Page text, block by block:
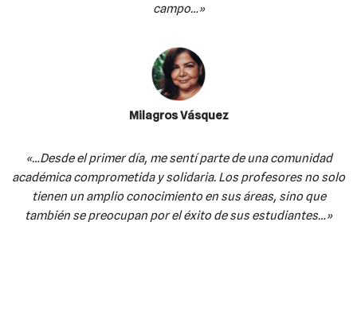
campo…»
Milagros Vásquez
«…Desde el primer día, me sentí parte de una comunidad
académica comprometida y solidaria. Los profesores no solo
tienen un amplio conocimiento en sus áreas, sino que
también se preocupan por el éxito de sus estudiantes…»